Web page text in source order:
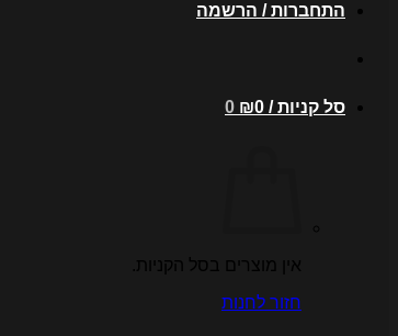
התחברות / הרשמה
סל קניות / ₪0
0
אין מוצרים בסל הקניות.
חזור לחנות